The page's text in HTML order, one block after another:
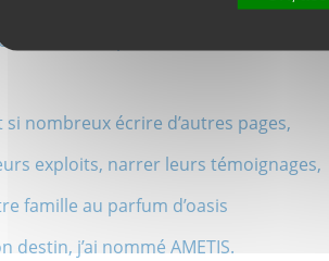
tant ; c’est pour cette raison
si nombreux écrire d’autres pages,
exploits, narrer leurs témoignages,
famille au parfum d’oasis
destin, j’ai nommé AMETIS.